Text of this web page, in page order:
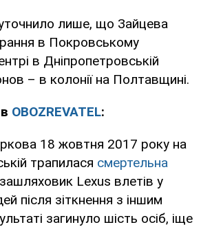
лише, що Зайцева
в Покровському
в Дніпропетровській
– в колонії на Полтавщині.
OBOZREVATEL:
18 жовтня 2017 року на
трапилася смертельна
Lexus влетів у
після зіткнення з іншим
загинуло шість осіб, іще